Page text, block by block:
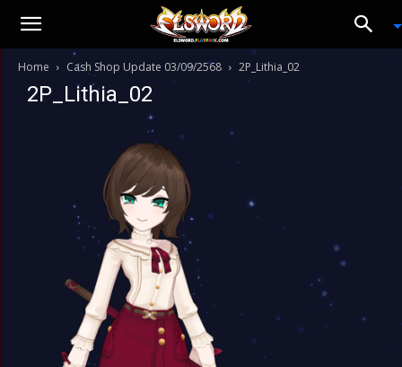
Home Cash Shop Update 03/09/2568 2P_Lithia_02
2P_Lithia_02